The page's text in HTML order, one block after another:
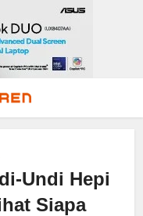
Undi Hepi
Siapa